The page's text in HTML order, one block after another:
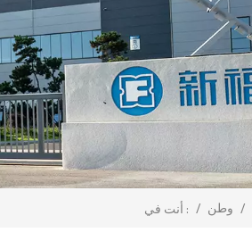
أنت في : / وطن /